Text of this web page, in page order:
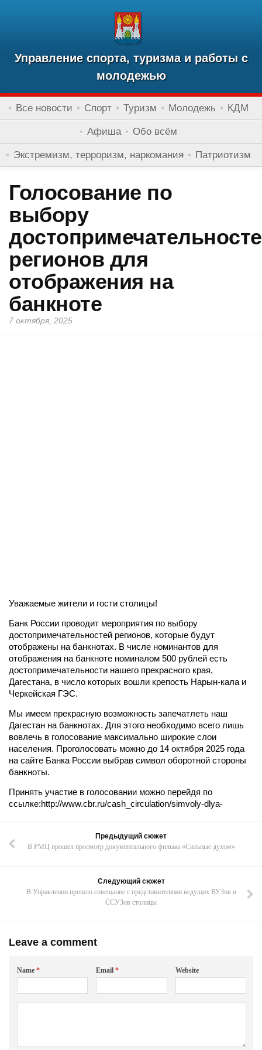
Управление спорта, туризма и работы с
молодежью
Все новости Спорт Туризм Молодежь КДМ
Афиша Обо всём
Экстремизм, терроризм, наркомания Патриотизм
Голосование по
выбору
регионов для
отображения на
банкноте
7 октября, 2025
Уважаемые жители и гости столицы!
Банк России проводит мероприятия по выбору
достопримечательностей регионов, которые будут
отображены на банкнотах. В числе номинантов для
отображения на банкноте номиналом 500 рублей есть
достопримечательности нашего прекрасного края,
Дагестана, в число которых вошли крепость Нарын-кала и
Черкейская ГЭС.
Мы имеем прекрасную возможность запечатлеть наш
Дагестан на банкнотах. Для этого необходимо всего лишь
вовлечь в голосование максимально широкие слои
населения. Проголосовать можно до 14 октября 2025 года
на сайте Банка России выбрав символ оборотной стороны
банкноты.
Принять участие в голосовании можно перейдя по
ссылке:http://www.cbr.ru/cash_circulation/simvoly-dlya-
Предыдущий сюжет
В РМЦ прошел просмотр документального фильма «Сильные духом»
Следующий сюжет
В Управлении прошло совещание с представителями ведущих ВУЗов и
ССУЗов столицы
Leave a comment
Name * Email* Website